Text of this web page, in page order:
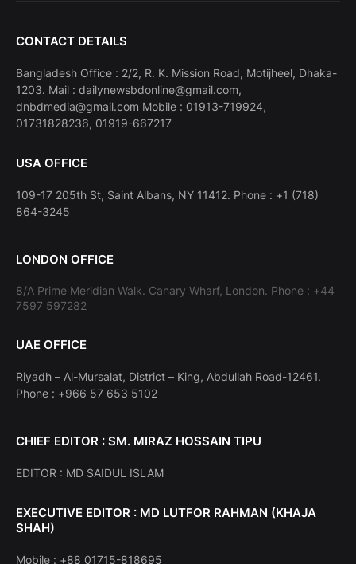
CONTACT DETAILS
Bangladesh Office : 2/2, R. K. Mission Road, Motijheel, Dhaka-
1203. Mail : dailynewsbdonline@gmail.com,
dnbdmedia@gmail.com Mobile : 01913-719924,
01731828236, 01919-667217
USA OFFICE
109-17 205th St, Saint Albans, NY 11412. Phone : +1 (718)
864-3245
LONDON OFFICE
8/A Prime Meridian Walk. Canary Wharf, London. Phone : +44
7597 597282
UAE OFFICE
Riyadh – Al-Mursalat, District – King, Abdullah Road-12461.
Phone : +966 57 653 5102
CHIEF EDITOR : SM. MIRAZ HOSSAIN TIPU
EDITOR : MD SAIDUL ISLAM
EXECUTIVE EDITOR : MD LUTFOR RAHMAN (KHAJA
SHAH)
Mobile : +88 01715-818695